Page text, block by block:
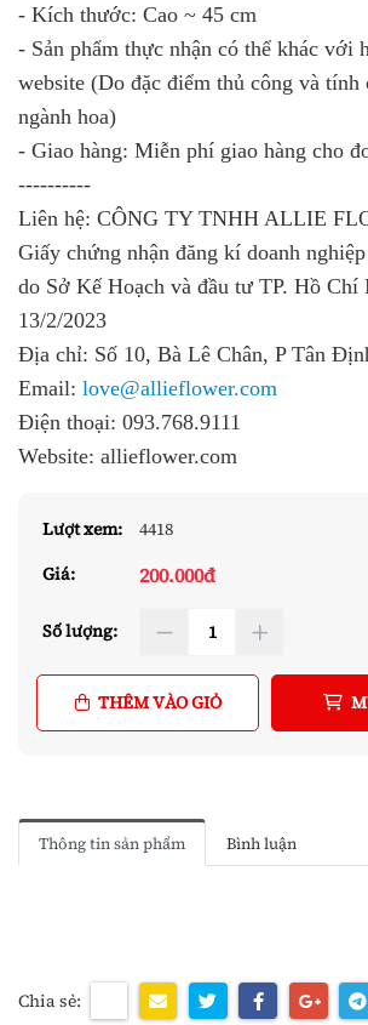
- Kích thước: Cao ~ 45 cm
- Sản phẩm thực nhận có thể khác với
website (Do đặc điểm thủ công và tính
ngành hoa)
- Giao hàng: Miễn phí giao hàng cho
----------
Liên hệ: CÔNG TY TNHH ALLIE
Giấy chứng nhận đăng kí doanh
do Sở Kế Hoạch và đầu tư TP. Hồ Chí
13/2/2023
Địa chỉ: Số 10, Bà Lê Chân, P Tân
Email: love@allieflower.com
Điện thoại: 093.768.9111
Website: allieflower.com
Lượt xem:
4418
Giá:
200.000đ
Số lượng:
THÊM VÀO GIỎ
Thông tin sản phẩm Bình luận
Chia sẻ: